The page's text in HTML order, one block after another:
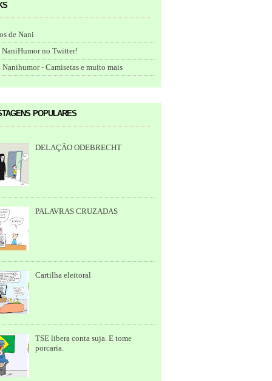
de Nani
NaniHumor no Twitter!
- Camisetas e muito mais
populares
DELAÇÃO ODEBRECHT
PALAVRAS CRUZADAS
Cartilha eleitoral
TSE libera conta suja. E tome
porcaria.